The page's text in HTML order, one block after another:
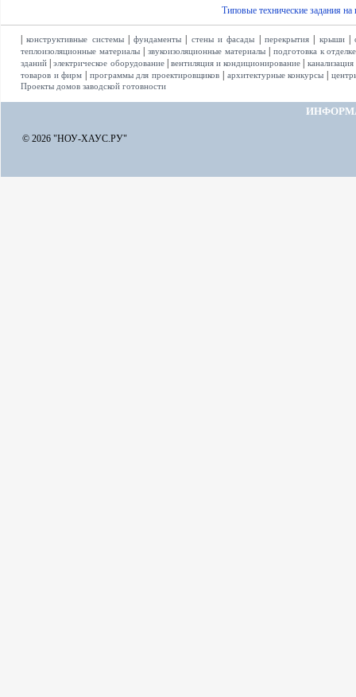
Типовые технические задания на
|конструктивные системы|фундаменты стены и фасады перекрытия| крыши|
теплоизоляционные материалы| звукоизоляционные материалы|
подготовка к отделке
зданий |электрическое оборудование| вентиляция и кондиционирование канализация
товаров и фирм программы для проектировщиков архитектурные конкурсы
Проекты домов заводской готовности
© 2026 "НОУ-ХАУС.РУ"